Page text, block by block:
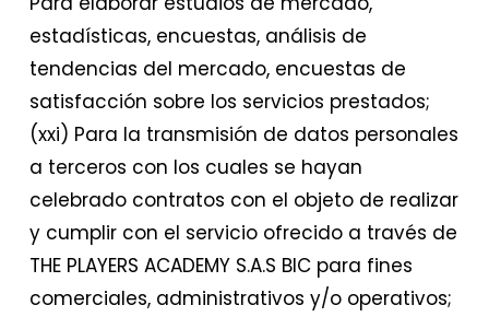
estadísticas, encuestas, análisis de
tendencias del mercado, encuestas de
satisfacción sobre los servicios prestados;
(xxi) Para la transmisión de datos personales
a terceros con los cuales se hayan
celebrado contratos con el objeto de realizar
y cumplir con el servicio ofrecido a través de
THE PLAYERS ACADEMY S.A.S BIC para fines
comerciales, administrativos y/o operativos;